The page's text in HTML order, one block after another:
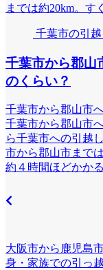
までは約20km。す
千葉市の引
千葉市から郡山
のくらい？
千葉市から郡山市
千葉市から郡山市
ら千葉市への引越
市から郡山市まで
約４時間ほどかか
大阪市から鹿児島
身・家族での引っ